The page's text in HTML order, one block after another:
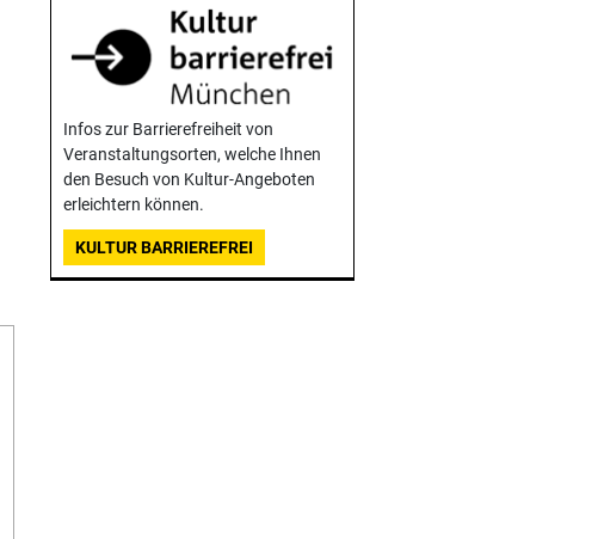
Infos zur Barrierefreiheit von
Veranstaltungsorten, welche Ihnen
den Besuch von Kultur-Angeboten
erleichtern können.
KULTUR BARRIEREFREI